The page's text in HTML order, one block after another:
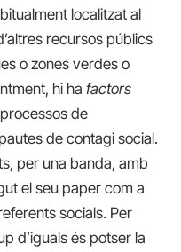
localitzat al
recursos públics
o zones verdes o
hi ha factors
de
de contagi social.
per una banda, amb
el seu paper com a
socials. Per
d’iguals és potser la